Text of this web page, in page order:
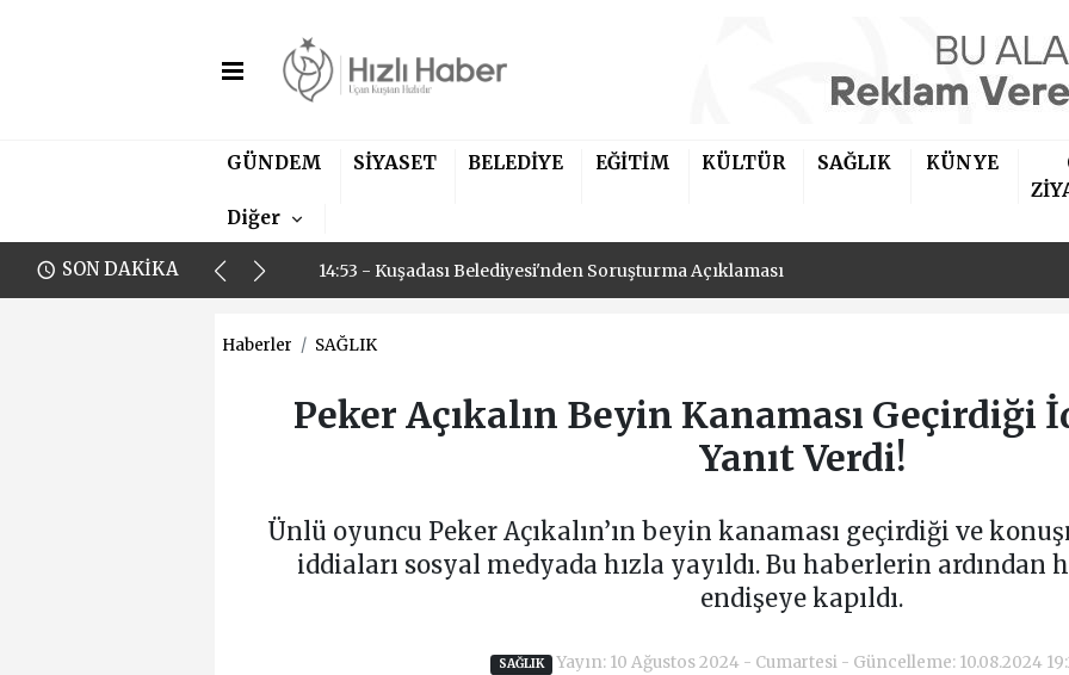
GÜNDEM SİYASET BELEDİYE EĞİTİM KÜLTÜR SAĞLIK KÜNYE
Diğer
SON DAKİKA
14:53 - Kuşadası Belediyesi'nden Soruşturma Açıklaması
14:53 - Kuşadası Belediyesi'nden Soruşturma Açıklaması
Haberler SAĞLIK
Peker Açıkalın Beyin Kanaması Geçirdiği
Yanıt Verdi!
Ünlü oyuncu Peker Açıkalın’ın beyin kanaması geçirdiği ve
iddiaları sosyal medyada hızla yayıldı. Bu haberlerin
endişeye kapıldı.
SAĞLIK Yayın: 10 Ağustos 2024 - Cumartesi - Güncelleme: 10.08.2024